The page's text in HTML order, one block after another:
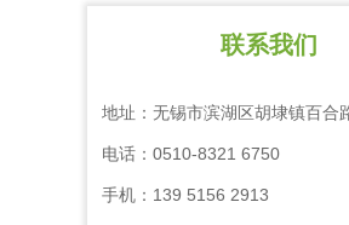
联系我们
地址：无锡市滨湖区胡埭镇百合
电话：0510-8321 6750
手机：139 5156 2913